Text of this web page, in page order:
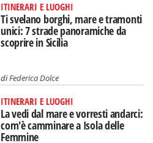
ITINERARI E LUOGHI
Ti svelano borghi, mare e tramonti
unici: 7 strade panoramiche da
scoprire in Sicilia
diFederica Dolce
ITINERARI E LUOGHI
La vedi dal mare e vorresti andarci:
com'è camminare a Isola delle
Femmine